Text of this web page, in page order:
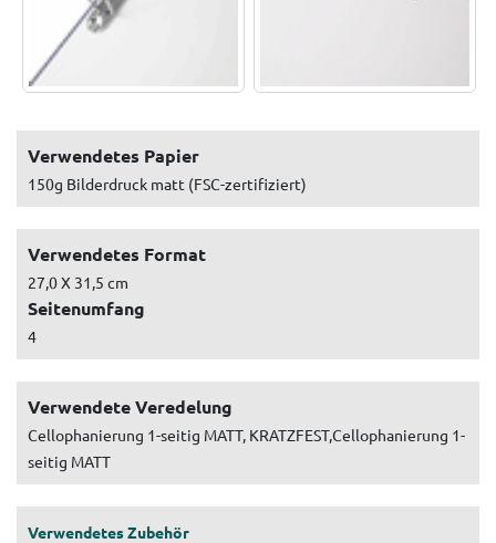
Verwendetes Papier
150g Bilderdruck matt (FSC-zertifiziert)
Verwendetes Format
27,0 X 31,5 cm
Seitenumfang
4
Verwendete Veredelung
Cellophanierung 1-seitig MATT, KRATZFEST,Cellophanierung 1-
seitig MATT
Verwendetes Zubehör